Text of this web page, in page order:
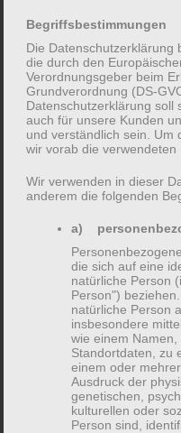
Ich bin Diplom-
psychologische
Seit 2020 habe
Kelkheim
Unten finden Sie
meinem
Begriffsbestimmungen
Die Datenschutzerklärung
die durch den
Verordnungsgeber beim
Grundverordnung (DS-
Datenschutzerklärung soll
auch für unsere Kunden
und verständlich sein. Um
wir vorab die verwendeten
Wir verwenden in dieser
anderem die folgenden
a)
die sich auf eine
natürliche Person
Person")
natürliche Person
insbesondere
wie einem
Standortdaten, zu
einem oder
Ausdruck der
genetischen,
kulturellen oder
Person sind,